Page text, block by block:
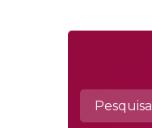
Pesquisar
por: